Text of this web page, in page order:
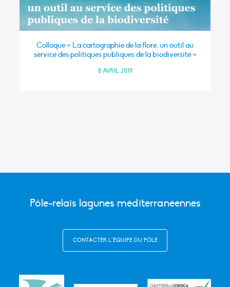
Colloque « La cartographie de la flore, un outil au
service des politiques publiques de la biodiversité »
8 AVRIL 2019
Pôle-relais lagunes méditerranéennes
CONTACTER L’ÉQUIPE DU PÔLE